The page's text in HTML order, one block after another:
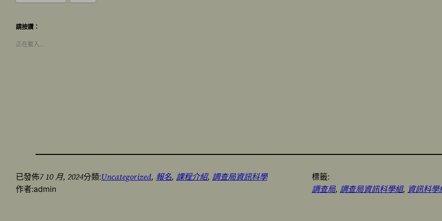
請按讚：
正在載入…
已發佈7 10 月, 2024分類:Uncategorized, 報名, 課程介紹, 調查局資訊科學
作者:admin
標籤:
調查局, 調查局資訊科學組, 資訊科學